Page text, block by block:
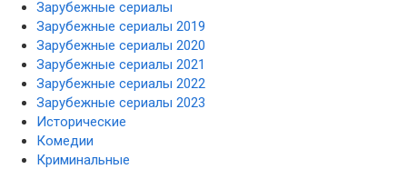
Зарубежные сериалы
Зарубежные сериалы 2019
Зарубежные сериалы 2020
Зарубежные сериалы 2021
Зарубежные сериалы 2022
Зарубежные сериалы 2023
Исторические
Комедии
Криминальные